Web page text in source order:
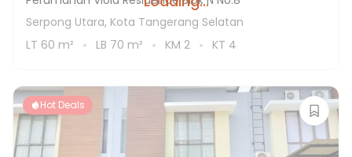
Serpong Utara, Kota Tangerang Selatan
LT 60 m² LB 70 m² KM 2 KT 4
Hot Deals